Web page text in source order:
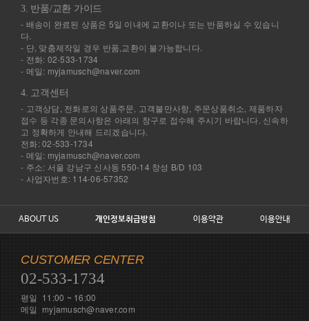
3. 반품/교환 가이드
- 배송이 완료된 상품은 5일 이내에 교환이나 또는 반품하실 수 있습니
다.
- 단, 맞춤제작일 경우 반품,교환이 불가능합니다.
- 전화: 02-533-1734
- 메일: myjamusch@naver.com
4. 고객센터
- 고객상담, 전화로의 상품주문, 고객불만사항, 주문상품취소, 제품하자
접수 등 각종 문의사항은 아래의 창구로 접수해 주시기 바랍니다. 신속하
고 정확하게 안내해 드리겠습니다.
전화: 02-533-1734
- 메일: myjamusch@naver.com
- 주소: 서울 강남구 신사동 550-14 창성 B/D 103
- 사업자번호: 114-06-57352
ABOUT US 개인정보취급방침 이용약관 이용안내
CUSTOMER CENTER
02-533-1734
평일 11:00 ~ 16:00
메일 myjamusch@naver.com